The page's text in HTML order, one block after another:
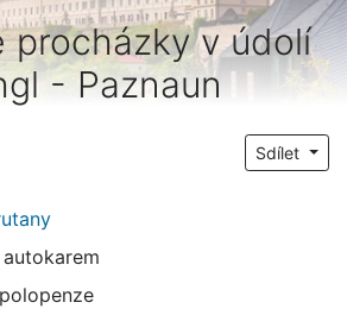
procházky v údolí
- Paznaun
Sdílet
autokarem
polopenze